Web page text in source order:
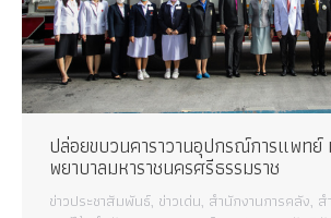
ปล่อยขบวนคาราวานอุปกรณ์การแพทย์
พยาบาลมหาราชนครศรีธรรมราช
ข่าวประชาสัมพันธ์, ข่าวเด่น, สำนักงานการคลัง, ส